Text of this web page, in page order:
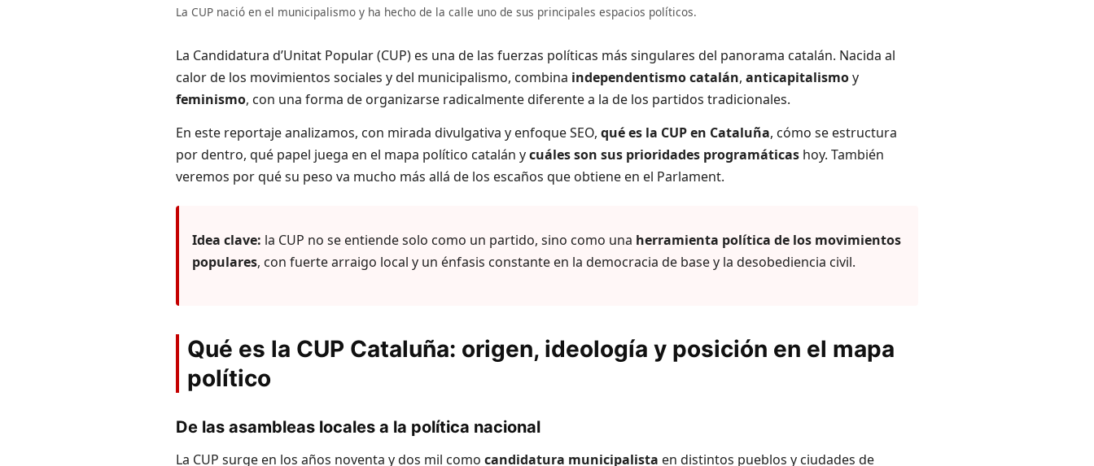
La CUP nació en el municipalismo y ha hecho de la calle uno de sus principales espacios políticos.
La Candidatura d’Unitat Popular (CUP) es una de las fuerzas políticas más singulares del panorama catalán. Nacida al
calor de los movimientos sociales y del municipalismo, combina independentismo catalán, anticapitalismoy
feminismo, con una forma de organizarse radicalmente diferente a la de los partidos tradicionales.
En este reportaje analizamos, con mirada divulgativa y enfoque SEO, qué es la CUP en Cataluña, cómo se estructura
por dentro, qué papel juega en el mapa político catalán ycuáles son sus prioridades programáticas hoy. También
veremos por qué su peso va mucho más allá de los escaños que obtiene en el Parlament.
Idea clave: la CUP no se entiende solo como un partido, sino como una herramienta política de los movimientos
populares, con fuerte arraigo local y un énfasis constante en la democracia de base y la desobediencia civil.
Qué es la CUP Cataluña: origen, ideología y posición en el mapa
político
De las asambleas locales a la política nacional
La CUP surge en los años noventa y dos mil como candidatura municipalista en distintos pueblos y ciudades de